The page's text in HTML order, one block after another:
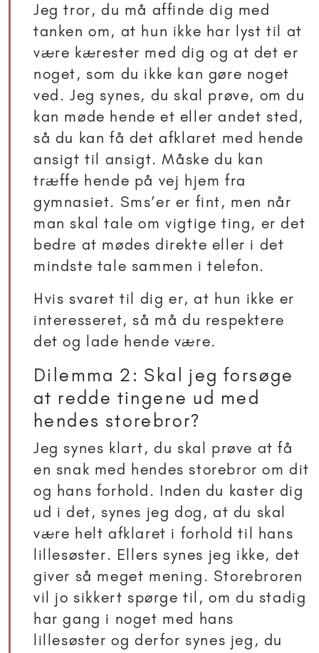
Jeg tror, du må affinde dig med
tanken om, at hun ikke har lyst til at
være kærester med dig og at det er
noget, som du ikke kan gøre noget
ved. Jeg synes, du skal prøve, om du
kan møde hende et eller andet sted,
så du kan få det afklaret med hende
ansigt til ansigt. Måske du kan
træffe hende på vej hjem fra
gymnasiet. Sms’er er fint, men når
man skal tale om vigtige ting, er det
bedre at mødes direkte eller i det
mindste tale sammen i telefon.
Hvis svaret til dig er, at hun ikke er
interesseret, så må du respektere
det og lade hende være.
Dilemma 2: Skal jeg forsøge
at redde tingene ud med
hendes storebror?
Jeg synes klart, du skal prøve at få
en snak med hendes storebror om dit
og hans forhold. Inden du kaster dig
ud i det, synes jeg dog, at du skal
være helt afklaret i forhold til hans
lillesøster. Ellers synes jeg ikke, det
giver så meget mening. Storebroren
vil jo sikkert spørge til, om du stadig
har gang i noget med hans
lillesøster og derfor synes jeg, du